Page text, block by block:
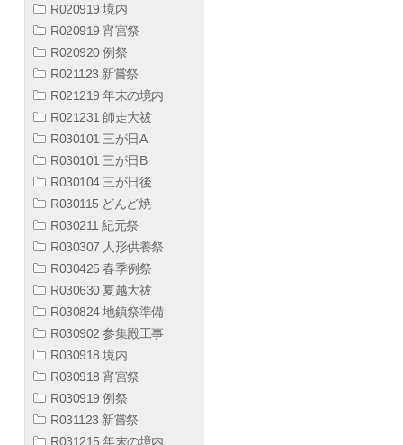
R020919 境内
R020919 宵宮祭
R020920 例祭
R021123 新嘗祭
R021219 年末の境内
R021231 師走大祓
R030101 三が日A
R030101 三が日B
R030104 三が日後
R030115 どんど焼
R030211 紀元祭
R030307 人形供養祭
R030425 春季例祭
R030630 夏越大祓
R030824 地鎮祭準備
R030902 参集殿工事
R030918 境内
R030918 宵宮祭
R030919 例祭
R031123 新嘗祭
R031215 年末の境内